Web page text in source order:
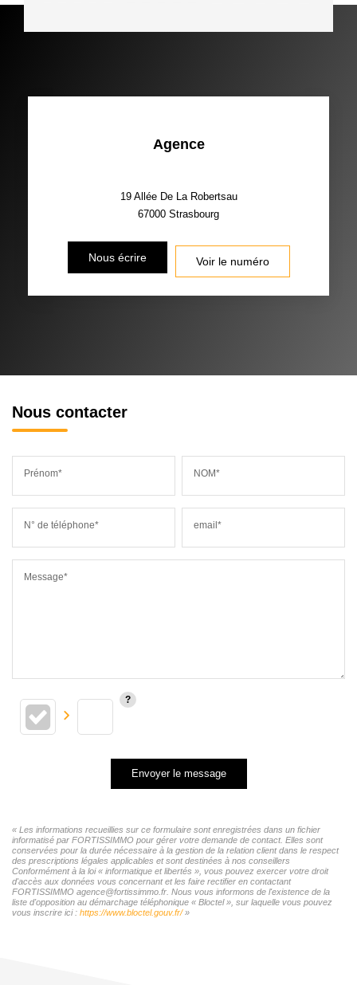
Agence
19 Allée De La Robertsau
67000 Strasbourg
Nous écrire Voir le numéro
Nous contacter
Prénom* NOM*
N° de téléphone* email*
Message*
Envoyer le message
« Les informations recueillies sur ce formulaire sont enregistrées dans un fichier
informatisé par FORTISSIMMO pour gérer votre demande de contact. Elles sont
conservées pour la durée nécessaire à la gestion de la relation client dans le respect
des prescriptions légales applicables et sont destinées à nos conseillers
Conformément à la loi « informatique et libertés », vous pouvez exercer votre droit
d'accès aux données vous concernant et les faire rectifier en contactant
FORTISSIMMO agence@fortissimmo.fr. Nous vous informons de l'existence de la
liste d'opposition au démarchage téléphonique « Bloctel », sur laquelle vous pouvez
vous inscrire ici : https://www.bloctel.gouv.fr/»